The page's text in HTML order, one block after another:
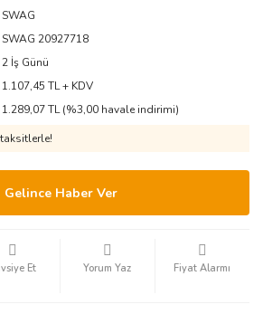
SWAG
SWAG 20927718
2 İş Günü
1.107,45 TL + KDV
1.289,07 TL (%3,00 havale indirimi)
Gelince Haber Ver
Et Yorum Yaz Fiyat Alarmı